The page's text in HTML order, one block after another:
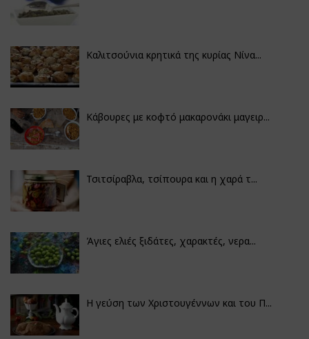
Καλιτσούνια κρητικά της κυρίας Νίνα...
Κάβουρες με κοφτό μακαρονάκι μαγειρ...
Τσιτσίραβλα, τσίπουρα και η χαρά τ...
Άγιες ελιές ξιδάτες, χαρακτές, νερα...
Η γεύση των Χριστουγέννων και του Π...